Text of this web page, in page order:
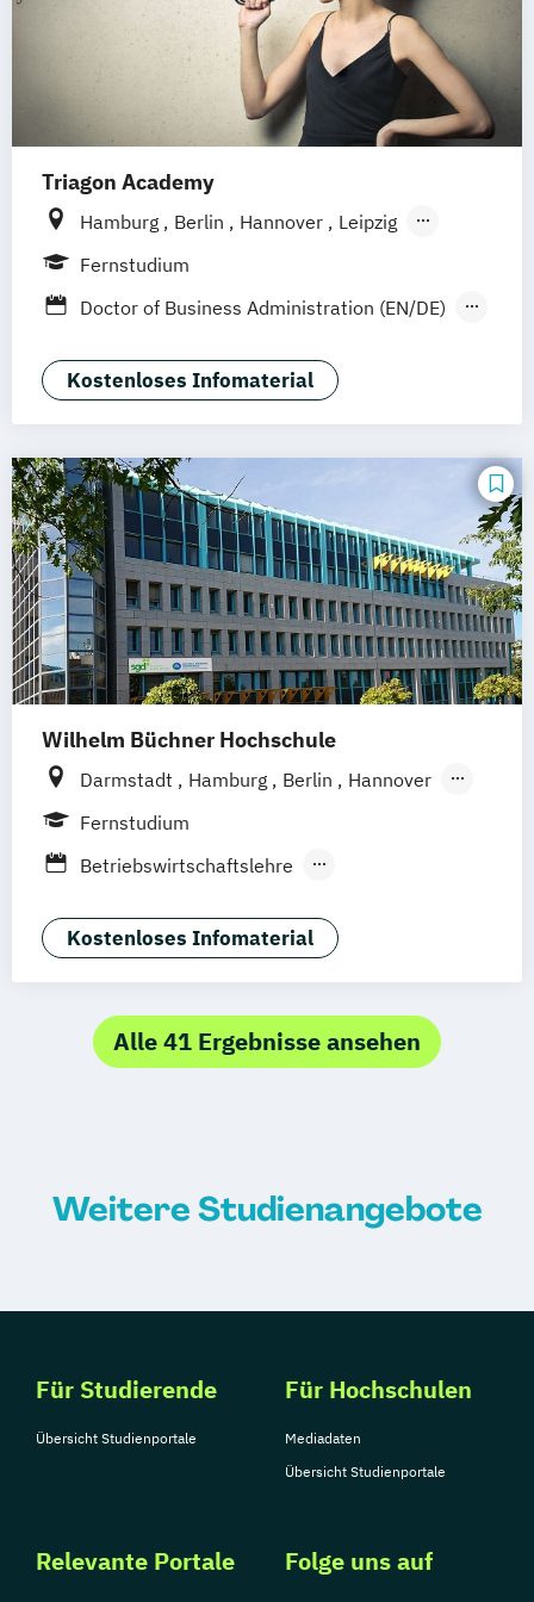
Management - Finance (DE/EN)
Management - International Management
Triagon Academy
Hamburg Berlin Hannover
Leipzig
Dortmund (Unna)
Treuchtlingen Nürnberg
München (Ismaning)
Fernstudium
Doctor of Business Administration (EN/DE)
Management (EN/DE)
Project Studies (EN/DE)
Kostenloses Infomaterial
Wilhelm Büchner Hochschule
Darmstadt Hamburg Berlin
Hannover
Bonn
Nürnberg
Zürich Rostock Dortmund
Fernstudium
Betriebswirtschaftslehre
Wirtschaftspsychologie
Digitale Medien (Schwerpunkt Social
Energiewirtschaft und -management
Engineering Management
Kostenloses Infomaterial
Alle 41 Ergebnisse ansehen
Weitere Studienangebote
Für Studierende
Übersicht Studienportale
Für Hochschulen
Mediadaten
Übersicht Studienportale
Relevante Portale Folge uns auf